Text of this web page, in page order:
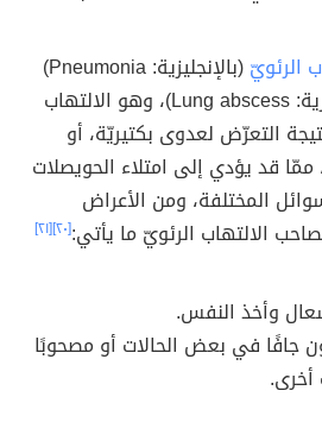
الرئويّ
(بالإنجليزية: Pneumonia)
وخرّاج الرئة (بالإنجليزية: Lung abscess)، وهو الالتهاب
التعرّض لعدوى بكتيريّة، أو
قد يؤدي إلى امتلاء الحويصلات
المختلفة، ومن الأعراض
الالتهاب الرئويّ ما يأتي:[٢٠] [٢١]
وأخذ النفس.
جافًا في بعض الحالات أو مصحوبًا
أخرى.